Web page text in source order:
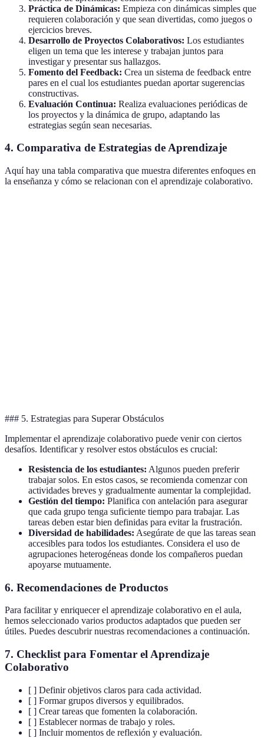
Práctica de Dinámicas: Empieza con dinámicas simples que
requieren colaboración y que sean divertidas, como juegos o
ejercicios breves.
Desarrollo de Proyectos Colaborativos: Los estudiantes
eligen un tema que les interese y trabajan juntos para
investigar y presentar sus hallazgos.
Fomento del Feedback: Crea un sistema de feedback entre
pares en el cual los estudiantes puedan aportar sugerencias
constructivas.
Evaluación Continua: Realiza evaluaciones periódicas de
los proyectos y la dinámica de grupo, adaptando las
estrategias según sean necesarias.
4. Comparativa de Estrategias de Aprendizaje
Aquí hay una tabla comparativa que muestra diferentes enfoques en
la enseñanza y cómo se relacionan con el aprendizaje colaborativo.
### 5. Estrategias para Superar Obstáculos
Implementar el aprendizaje colaborativo puede venir con ciertos
desafíos. Identificar y resolver estos obstáculos es crucial:
Resistencia de los estudiantes: Algunos pueden preferir
trabajar solos. En estos casos, se recomienda comenzar con
actividades breves y gradualmente aumentar la complejidad.
Gestión del tiempo: Planifica con antelación para asegurar
que cada grupo tenga suficiente tiempo para trabajar. Las
tareas deben estar bien definidas para evitar la frustración.
Diversidad de habilidades: Asegúrate de que las tareas sean
accesibles para todos los estudiantes. Considera el uso de
agrupaciones heterogéneas donde los compañeros puedan
apoyarse mutuamente.
6. Recomendaciones de Productos
Para facilitar y enriquecer el aprendizaje colaborativo en el aula,
hemos seleccionado varios productos adaptados que pueden ser
útiles. Puedes descubrir nuestras recomendaciones a continuación.
7. Checklist para Fomentar el Aprendizaje
Colaborativo
[ ] Definir objetivos claros para cada actividad.
[ ] Formar grupos diversos y equilibrados.
[ ] Crear tareas que fomenten la colaboración.
[ ] Establecer normas de trabajo y roles.
[ ] Incluir momentos de reflexión y evaluación.